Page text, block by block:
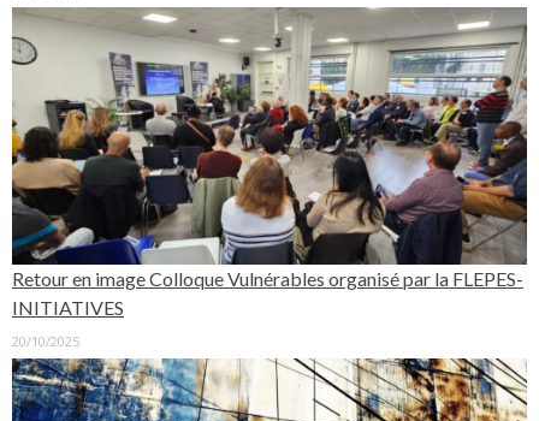
Retour en image Colloque Vulnérables organisé par la FLEPES-
INITIATIVES
20/10/2025